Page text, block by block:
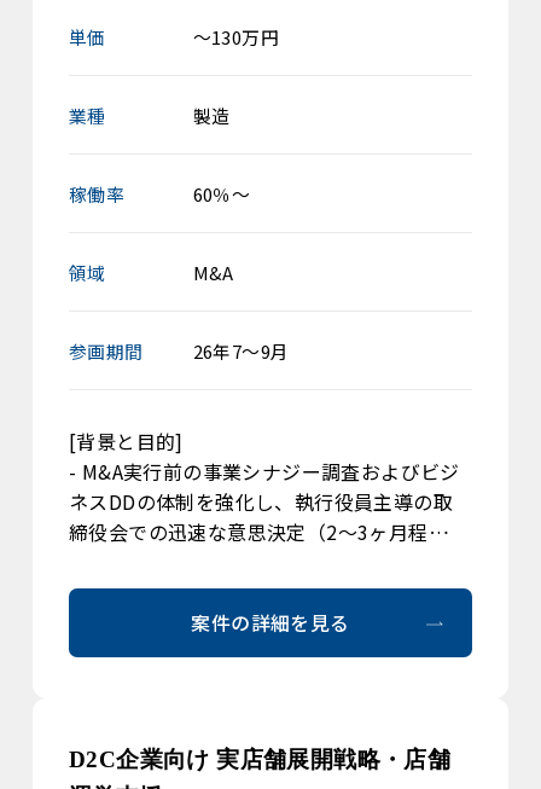
単価 ～130万円
業種 製造
稼働率 60％～
領域 M&A
参画期間 26年7～9月
[背景と目的]
- M&A実行前の事業シナジー調査およびビジ
ネスDDの体制を強化し、執行役員主導の取
締役会での迅速な意思決定（2〜3ヶ月程…
案件の詳細を見る
D2C企業向け 実店舗展開戦略・店舗